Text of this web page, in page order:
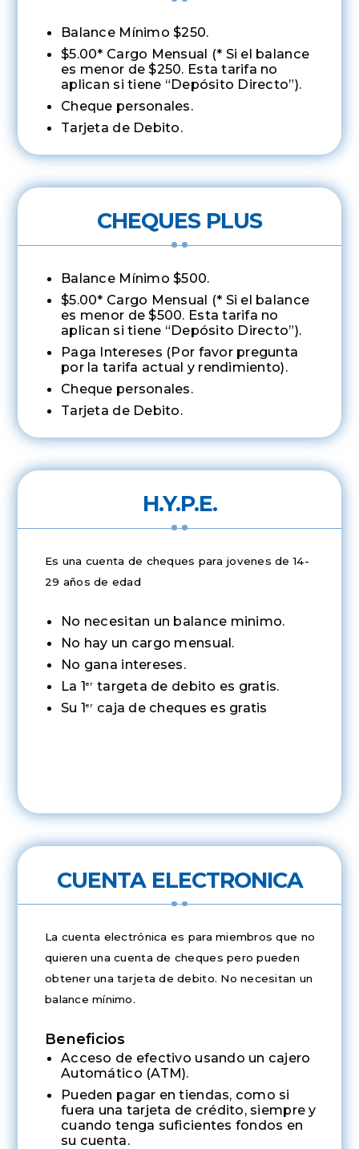
Balance Mínimo $250.
$5.00* Cargo Mensual (* Si el balance
es menor de $250. Esta tarifa no
aplican si tiene “Depósito Directo”).
Cheque personales.
Tarjeta de Debito.
CHEQUES PLUS
Balance Mínimo $500.
$5.00* Cargo Mensual (* Si el balance
es menor de $500. Esta tarifa no
aplican si tiene “Depósito Directo”).
Paga Intereses (Por favor pregunta
por la tarifa actual y rendimiento).
Cheque personales.
Tarjeta de Debito.
H.Y.P.E.
Es una cuenta de cheques para jovenes de 14-
29 años de edad
No necesitan un balance minimo.
No hay un cargo mensual.
No gana intereses.
La 1er targeta de debito es gratis.
Su 1er caja de cheques es gratis
CUENTA ELECTRONICA
La cuenta electrónica es para miembros que no
quieren una cuenta de cheques pero pueden
obtener una tarjeta de debito. No necesitan un
balance mínimo.
Beneficios
Acceso de efectivo usando un cajero
Automático (ATM).
Pueden pagar en tiendas, como si
fuera una tarjeta de crédito, siempre y
cuando tenga suficientes fondos en
su cuenta.